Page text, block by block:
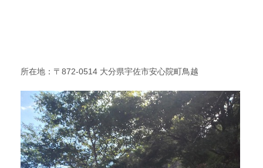
所在地：〒872-0514 大分県宇佐市安心院町鳥越